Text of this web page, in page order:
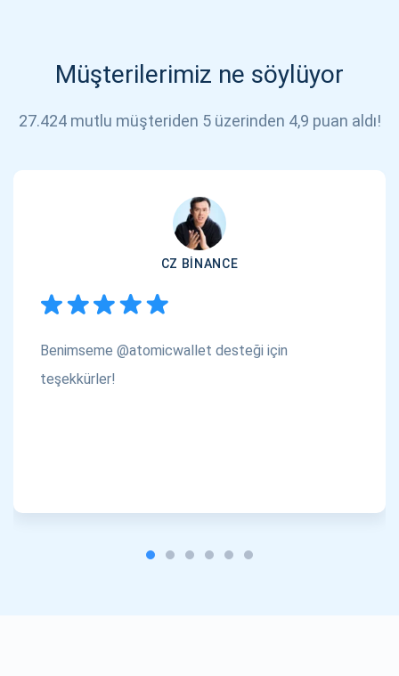
Müşterilerimiz ne söylüyor
27.424 mutlu müşteriden 5 üzerinden 4,9 puan aldı!
CZ BINANCE
Benimseme @atomicwallet desteği için
teşekkürler!